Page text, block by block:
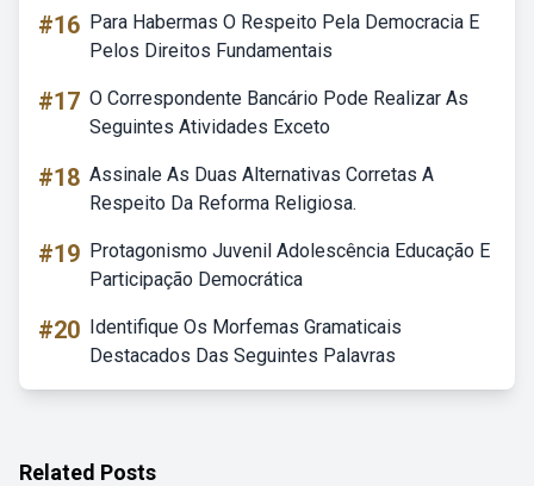
#16 Para Habermas O Respeito Pela Democracia E
Pelos Direitos Fundamentais
#17 O Correspondente Bancário Pode Realizar As
Seguintes Atividades Exceto
#18 Assinale As Duas Alternativas Corretas A
Respeito Da Reforma Religiosa.
#19 Protagonismo Juvenil Adolescência Educação E
Participação Democrática
#20 Identifique Os Morfemas Gramaticais
Destacados Das Seguintes Palavras
Related Posts